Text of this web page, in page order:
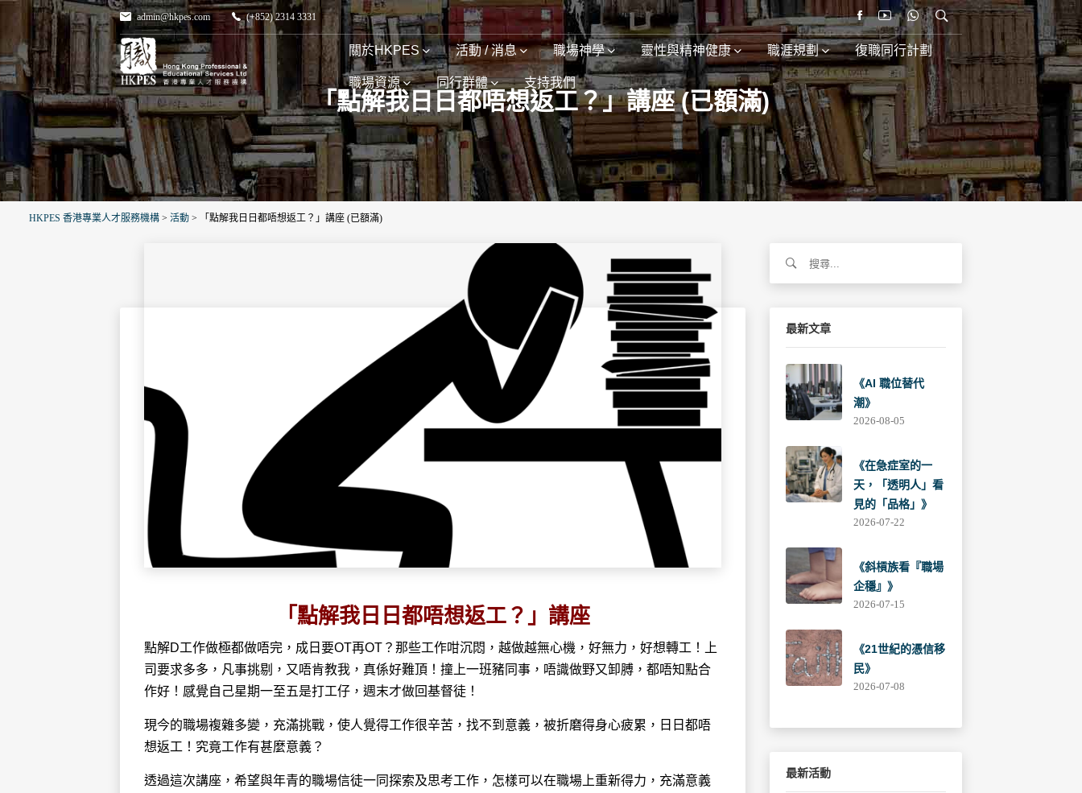
admin@hkpes.com (+852) 2314 3331
關於HKPES 活動 / 消息 職場神學 靈性與精神健康 職涯規劃 復職同行計劃
職場資源 同行群體 支持我們
「點解我日日都唔想返工？」講座 (已額滿)
HKPES 香港專業人才服務機構 > 活動 > 「點解我日日都唔想返工？」講座 (已額滿)
「點解我日日都唔想返工？」講座
點解D工作做極都做唔完，成日要OT再OT？那些工作咁沉悶，越做越無心機，好無力，好想轉工！上
司要求多多，凡事挑剔，又唔肯教我，真係好難頂！撞上一班豬同事，唔識做野又卸膊，都唔知點合
作好！感覺自己星期一至五是打工仔，週末才做回基督徒！
現今的職場複雜多變，充滿挑戰，使人覺得工作很辛苦，找不到意義，被折磨得身心疲累，日日都唔
想返工！究竟工作有甚麼意義？
透過這次講座，希望與年青的職場信徒一同探索及思考工作，怎樣可以在職場上重新得⼒，充滿意義
關
最新文章
《AI 職位替代
潮》
2026-08-05
《在急症室的一
天，「透明人」看
見的「品格」》
2026-07-22
《斜槓族看『職場
企穩』》
2026-07-15
《21世紀的憑信移
民》
2026-07-08
最新活動